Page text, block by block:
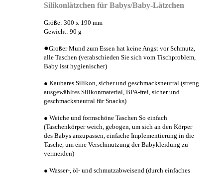
Silikonlätzchen für Babys/Baby-Lätzchen
Größe: 300 x 190 mm
Gewicht: 90 g
●Großer Mund zum Essen hat keine Angst vor Schmutz,
alle Taschen (verabschieden Sie sich vom Tischproblem,
Baby isst hygienischer)
● Kaubares Silikon, sicher und geschmacksneutral (streng
ausgewähltes Silikonmaterial, BPA-frei, sicher und
geschmacksneutral für Snacks)
● Weiche und formschöne Taschen So einfach
(Taschenkörper weich, gebogen, um sich an den Körper
des Babys anzupassen, einfache Implementierung in die
Tasche, um eine Verschmutzung der Babykleidung zu
vermeiden)
● Wasser-, öl- und schmutzabweisend (durch einfaches